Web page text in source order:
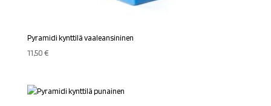
Pyramidi kynttilä vaaleansininen
11,50€